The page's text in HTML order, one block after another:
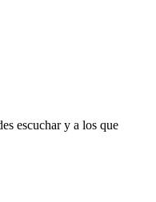
escuchar y a los que